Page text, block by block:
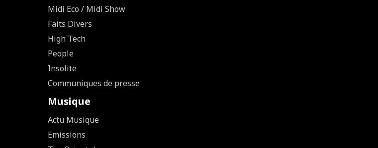
Midi Eco / Midi Show
Faits Divers
High Tech
People
Insolite
Communiques de presse
Musique
Actu Musique
Emissions